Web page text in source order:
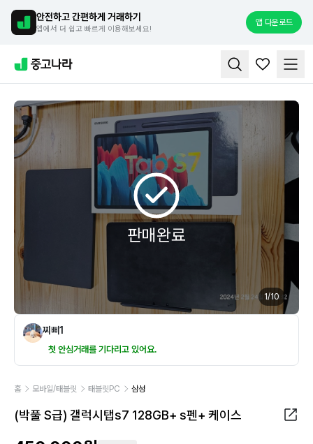
안전하고 간편하게 거래하기
앱에서 더 쉽고 빠르게 이용해보세요!
앱 다운로드
판매완료
1/10
찌삐1
첫 안심거래를 기다리고 있어요.
홈 모바일/태블릿 태블릿PC 삼성
(박풀 S급) 갤럭시탭s7 128GB+ s펜+ 케이스